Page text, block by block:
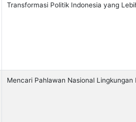
Transformasi Politik Indonesia yang
Mencari Pahlawan Nasional Lingkungan